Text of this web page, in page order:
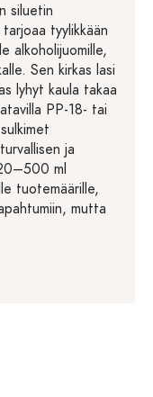
siluetin
tyylikkään
alkoholijuomille,
Sen kirkas lasi
lyhyt kaula takaa
PP-18- tai
ja
ml
tuotemäärille,
mutta